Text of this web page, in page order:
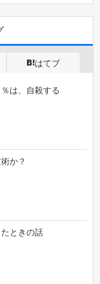
はてブ
は、自殺する
か？
ときの話